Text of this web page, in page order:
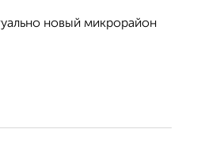
новый микрорайон